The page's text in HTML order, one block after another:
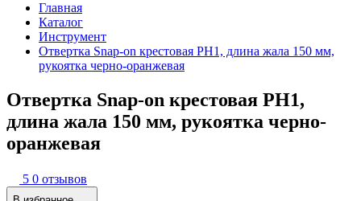
Главная
Каталог
Инструмент
Отвертка Snap-on крестовая РН1, длина жала 150 мм,
рукоятка черно-оранжевая
Отвертка Snap-on крестовая РН1,
длина жала 150 мм, рукоятка черно-
оранжевая
5 0 отзывов